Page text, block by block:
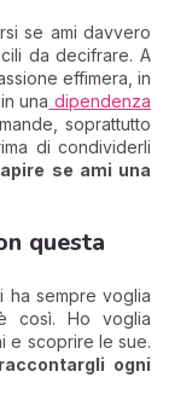
se ami davvero
da decifrare. A
effimera, in
una dipendenza
soprattutto
di condividerli
se ami una
questa
ha sempre voglia
così. Ho voglia
e scoprire le sue.
raccontargli ogni